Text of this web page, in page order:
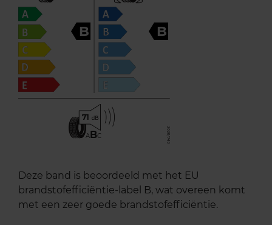
B B
71
ABC
Deze band is beoordeeld met het EU
brandstofefficiëntie-label B, wat overeen komt
met een zeer goede brandstofefficiëntie.